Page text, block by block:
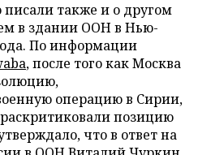
также и о другом
в здании ООН в Нью-
По информации
, после того как Москва
операцию в Сирии,
позицию
что в ответ на